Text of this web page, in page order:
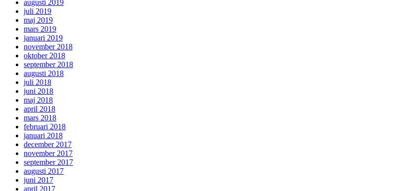
augusti 2019
juli 2019
maj 2019
mars 2019
januari 2019
november 2018
oktober 2018
september 2018
augusti 2018
juli 2018
juni 2018
maj 2018
april 2018
mars 2018
februari 2018
januari 2018
december 2017
november 2017
september 2017
augusti 2017
juni 2017
april 2017